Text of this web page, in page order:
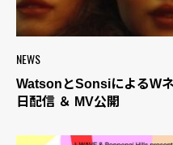
NEWS
WatsonとSonsiによるW
日配信 ＆ MV公開